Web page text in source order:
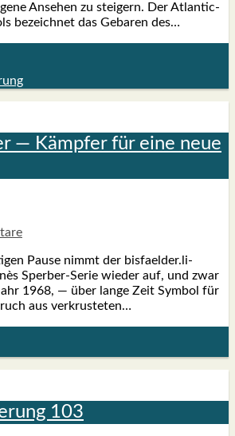
Anse­hen zu stei­gern. Der Atlan­­tic-
bezeich­net das Geba­ren des…
— Kämp­fer für eine neue
Pau­se nimmt der bisfaelder.li-
Sper­­ber-Serie wie­der auf, und zwar
1968, — über lan­ge Zeit Sym­bol für
aus ver­krus­te­ten…
103